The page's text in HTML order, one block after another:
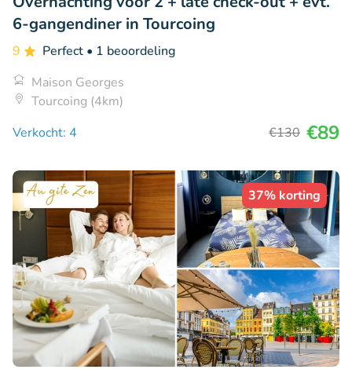
6-gangendiner in Tourcoing
9 Perfect • 1 beoordeling
Maison Georges
Tourcoing (4km)
Verkocht: 4
€130 €89
37% korting